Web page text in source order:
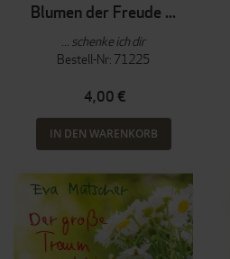
Blumen der Freude ...
... schenke ich dir
Bestell-Nr: 71225
4,00 €
IN DEN WARENKORB